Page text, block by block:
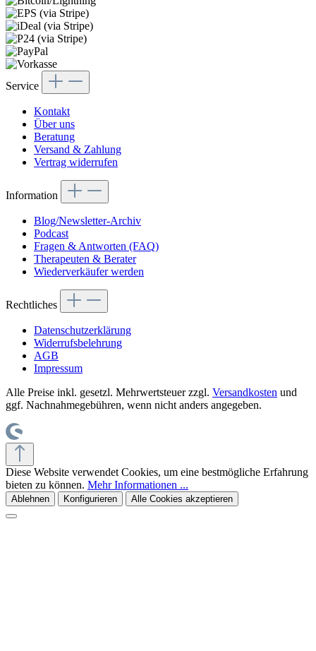
Service
Kontakt
Über uns
Beratung
Versand & Zahlung
Vertrag widerrufen
Information
Blog/Newsletter-Archiv
Podcast
Fragen & Antworten (FAQ)
Therapeuten & Berater
Wiederverkäufer werden
Rechtliches
Datenschutzerklärung
Widerrufsbelehrung
AGB
Impressum
Alle Preise inkl. gesetzl. Mehrwertsteuer zzgl. Versandkosten und
ggf. Nachnahmegebühren, wenn nicht anders angegeben.
Diese Website verwendet Cookies, um eine bestmögliche Erfahrung
bieten zu können. Mehr Informationen ...
Ablehnen Konfigurieren Alle Cookies akzeptieren